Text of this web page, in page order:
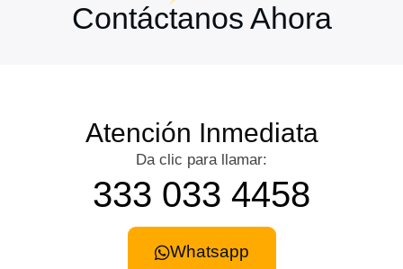
Contáctanos Ahora
Atención Inmediata
Da clic para llamar:
333 033 4458
Whatsapp